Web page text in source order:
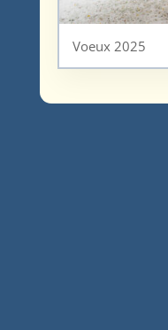
Voeux 2025